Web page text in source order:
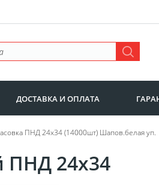
ДОСТАВКА И ОПЛАТА
ПНД 24х34 (14000шт) Шапов.белая уп.
ПНД 24х34